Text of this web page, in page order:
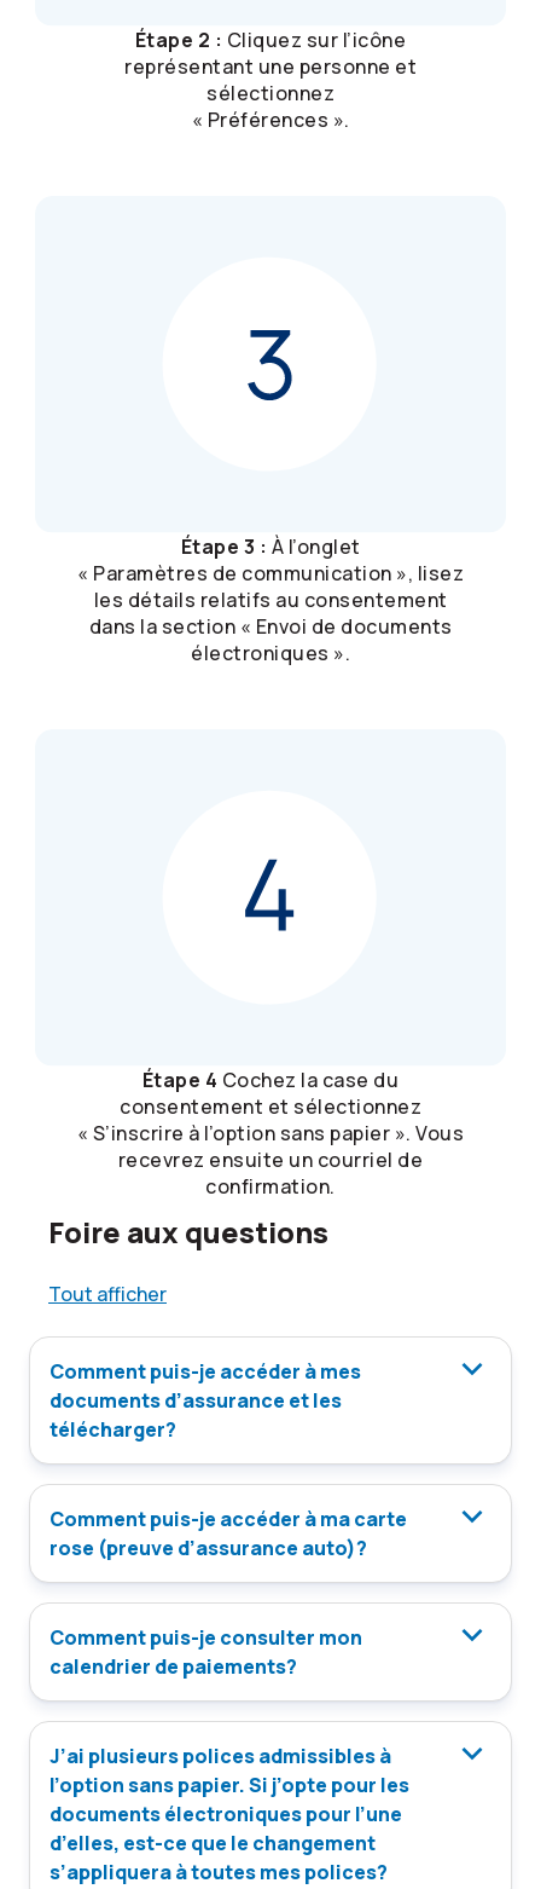
Étape 2 : Cliquez sur l’icône
représentant une personne et
sélectionnez
« Préférences ».
Étape 3 : À l’onglet
« Paramètres de communication », lisez
les détails relatifs au consentement
dans la section « Envoi de documents
électroniques ».
Étape 4 Cochez la case du
consentement et sélectionnez
« S’inscrire à l’option sans papier ». Vous
recevrez ensuite un courriel de
confirmation.
Foire aux questions
Tout afficher
Comment puis-je accéder à mes
documents d’assurance et les
télécharger?
Comment puis-je accéder à ma carte
rose (preuve d’assurance auto)?
Comment puis-je consulter mon
calendrier de paiements?
J’ai plusieurs polices admissibles à
l’option sans papier. Si j’opte pour les
documents électroniques pour l’une
d’elles, est-ce que le changement
s’appliquera à toutes mes polices?